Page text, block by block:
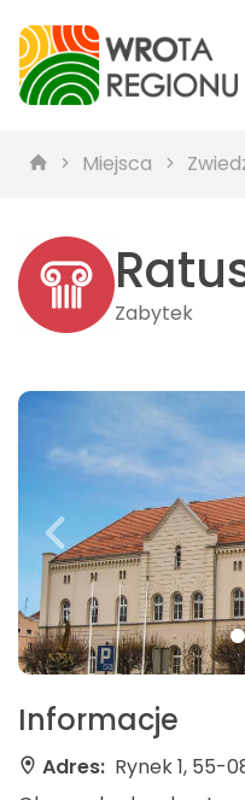
Miejsca
Zabytek
Informacje
Adres: Rynek 1, 55-